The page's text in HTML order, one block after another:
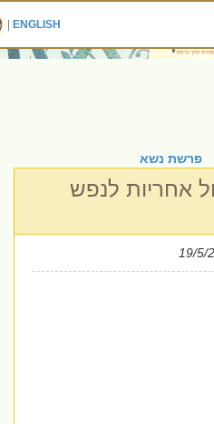
ENGLISH
|
נשא
אחריות לנפש